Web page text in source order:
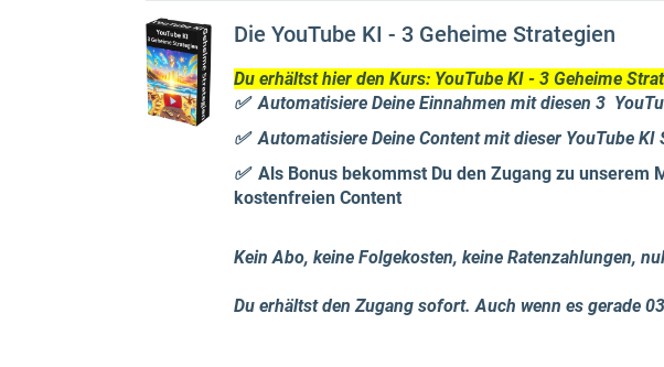
Die YouTube KI - 3 Geheime Strategien
Du erhältst hier den Kurs: YouTube KI - 3 Geheime
✅ Automatisiere Deine Einnahmen mit diesen 3
✅ Automatisiere Deine Content mit dieser YouTube KI
✅ Als Bonus bekommst Du den Zugang zu
kostenfreien Content
Kein Abo, keine Folgekosten, keine Ratenzahlungen,
Du erhältst den Zugang sofort. Auch wenn es gerade